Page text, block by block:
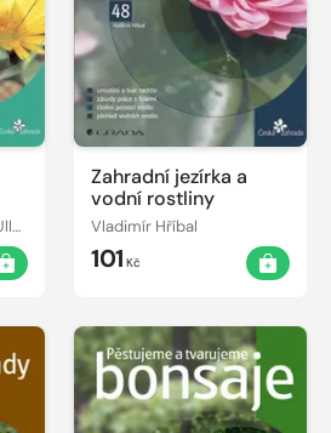
Petr Pasečný, Jaroslav Ullmann
Zahradní jezírka a
vodní rostliny
Vladimír Hříbal
101 Kč